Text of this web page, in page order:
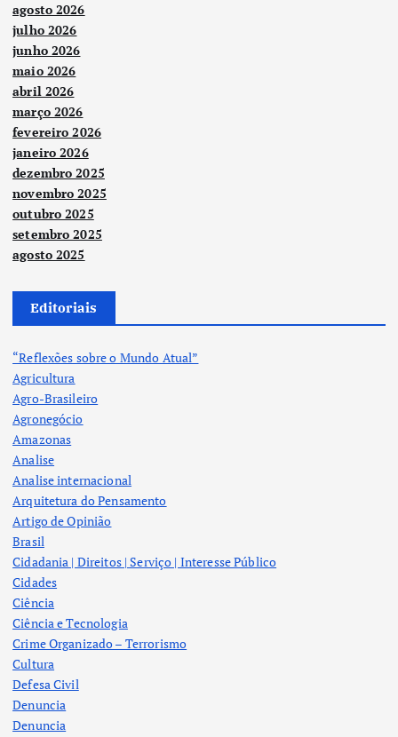
agosto 2026
julho 2026
junho 2026
maio 2026
abril 2026
março 2026
fevereiro 2026
janeiro 2026
dezembro 2025
novembro 2025
outubro 2025
setembro 2025
agosto 2025
Editoriais
“Reflexões sobre o Mundo Atual”
Agricultura
Agro-Brasileiro
Agronegócio
Amazonas
Analise
Analise internacional
Arquitetura do Pensamento
Artigo de Opinião
Brasil
Cidadania | Direitos | Serviço | Interesse Público
Cidades
Ciência
Ciência e Tecnologia
Crime Organizado – Terrorismo
Cultura
Defesa Civil
Denuncia
Denuncia